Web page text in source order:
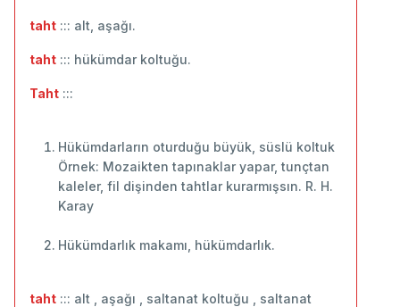
taht ::: alt, aşağı.
taht ::: hükümdar koltuğu.
Taht :::
Hükümdarların oturduğu büyük, süslü koltuk
Örnek: Mozaikten tapınaklar yapar, tunçtan
kaleler, fil dişinden tahtlar kurarmışsın. R. H.
Karay
Hükümdarlık makamı, hükümdarlık.
taht ::: alt , aşağı , saltanat koltuğu , saltanat